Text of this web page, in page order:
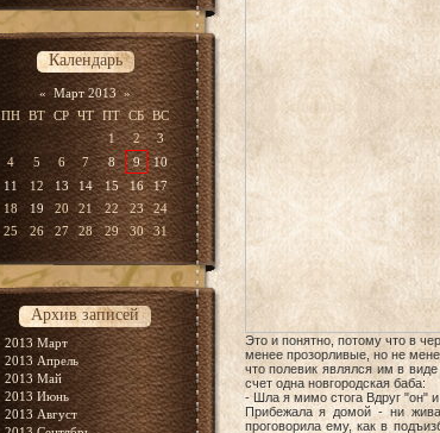
Календарь
« Март 2013 »
ПН ВТ СР ЧТ ПТ СБ ВС
1
2
3
4
5 6 7 8 9
10
11
12 13 14 15 16
17
18
19 20 21 22 23
24
25
26 27 28 29 30 31
Архив записей
2013 Март
2013 Апрель
2013 Май
2013 Июнь
2013 Август
Это и понятно, потому что в
менее прозорливые, но не
что полевик являлся им в
счет одна новгородская баба:
- Шла я мимо стога Вдруг "он"
Прибежала я домой - ни
проговорила ему, как в